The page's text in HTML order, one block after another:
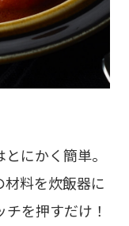
にかく簡単。
料を炊飯器に
を押すだけ！